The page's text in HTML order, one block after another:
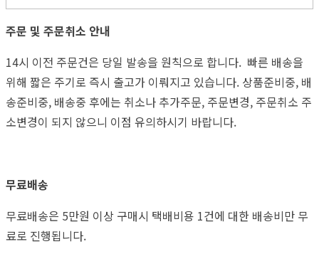
주문 및 주문취소 안내
14시 이전 주문건은 당일 발송을 원칙으로 합니다. 빠른 배송을
위해 짧은 주기로 즉시 출고가 이뤄지고 있습니다. 상품준비중, 배
송준비중, 배송중 후에는 취소나 추가주문, 주문변경, 주문취소 주
소변경이 되지 않으니 이점 유의하시기 바랍니다.
무료배송
무료배송은 5만원 이상 구매시 택배비용 1건에 대한 배송비만 무
료로 진행됩니다.